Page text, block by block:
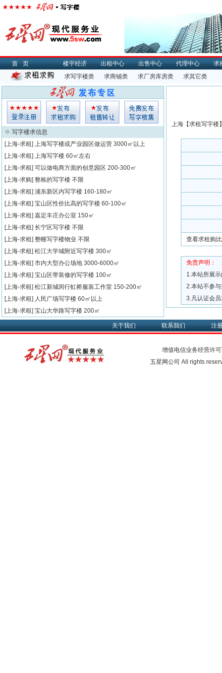
首页 楼宇经济 出租中心 出售中心 代理中心
求
求写字楼类
求商铺类 求厂房库房类 求其它类
上海【求租写字楼
查看求租购
免责声明：
1.本站所展
2.本站不参
3.凡认证会
写字楼求信息
[上海-求租] 上海写字楼或产业园区做运营 3000㎡以上
[上海-求租] 上海写字楼 60㎡左右
[上海-求租] 可以做电商方面的创意园区 200-300㎡
[上海-求购] 整栋的写字楼 不限
[上海-求租] 浦东新区内写字楼 160-180㎡
[上海-求租] 宝山区性价比高的写字楼 60-100㎡
[上海-求租] 嘉定丰庄办公室 150㎡
[上海-求租] 长宁区写字楼 不限
[上海-求租] 整幢写字楼物业 不限
[上海-求租] 松江大学城附近写字楼 300㎡
[上海-求租] 市内大型办公场地 3000-6000㎡
[上海-求租] 宝山区带装修的写字楼 100㎡
[上海-求租] 松江新城闵行虹桥服装工作室 150-200㎡
[上海-求租] 人民广场写字楼 60㎡以上
[上海-求租] 宝山大华路写字楼 200㎡
关于我们 联系我们 注
增值电信业务经营许
五星网公司 All rights